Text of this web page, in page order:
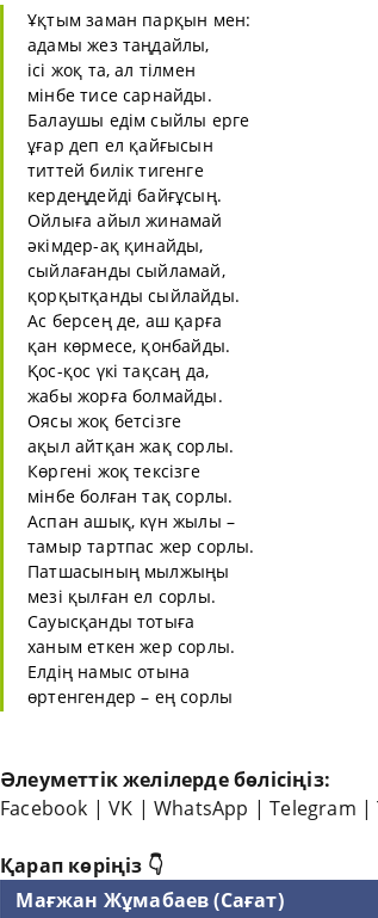
Ұқтым заман парқын мен:
адамы жез таңдайлы,
ісі жоқ та, ал тілмен
мінбе тисе сарнайды.
Балаушы едім сыйлы ерге
ұғар деп ел қайғысын
титтей билік тигенге
кердеңдейді байғұсың.
Ойлыға айыл жинамай
әкімдер-ақ қинайды,
сыйлағанды сыйламай,
қорқытқанды сыйлайды.
Ас берсең де, аш қарға
қан көрмесе, қонбайды.
Қос-қос үкі тақсаң да,
жабы жорға болмайды.
Оясы жоқ бетсізге
ақыл айтқан жақ сорлы.
Көргені жоқ тексізге
мінбе болған тақ сорлы.
Аспан ашық, күн жылы –
тамыр тартпас жер сорлы.
Патшасының мылжыңы
мезі қылған ел сорлы.
Сауысқанды тотыға
ханым еткен жер сорлы.
Елдің намыс отына
өртенгендер – ең сорлы
Әлеуметтік желілерде бөлісіңіз:
Facebook |VK |WhatsApp |Telegram |
Қарап көріңіз 👇
Мағжан Жұмабаев (Сағат)